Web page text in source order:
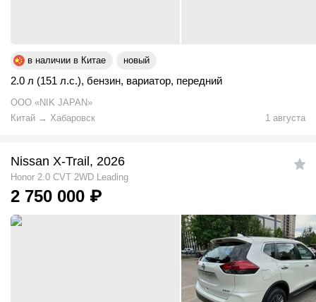
в наличии в Китае новый
2.0 л (151 л.с.), бензин, вариатор, передний
ООО «NIK JAPAN»
Китай → Хабаровск 1 августа
Nissan X-Trail, 2026
Honor 2.0 CVT 2WD Leading
2 750 000 ₽